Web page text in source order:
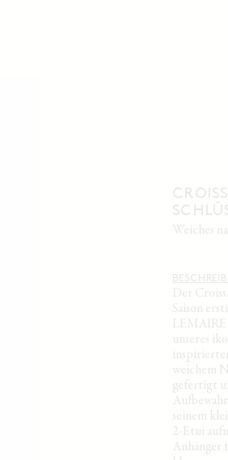
weiches
Der
Saison
unseres
weichem
gefertigt
seinem
2-Etui
Anhänger